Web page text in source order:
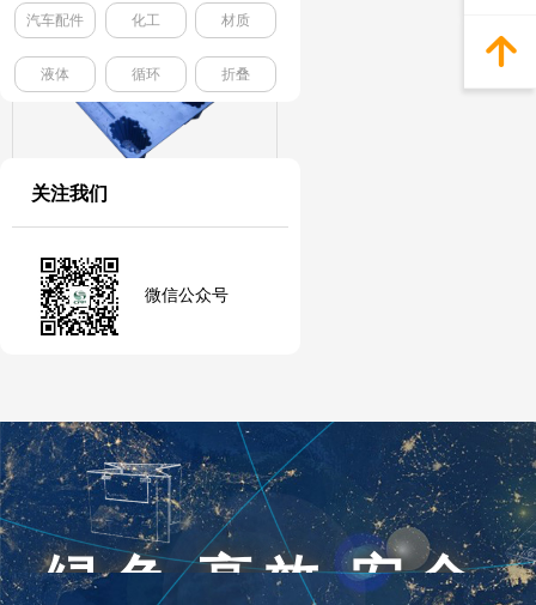
关注我们
微信公众号
汽车配件 化工 材质
液体 循环 折叠
绿色 高效 安全
녕